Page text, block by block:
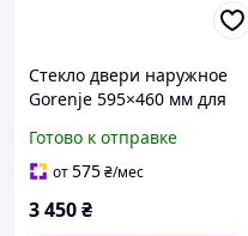
Стекло двери наружное
Gorenje 595×460 мм для
Готово к отправке
от575₴/мес
3 450₴